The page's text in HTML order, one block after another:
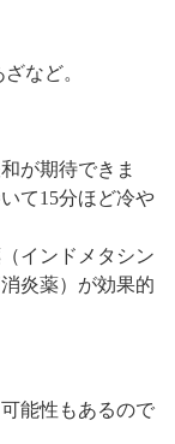
など。
が期待できま
て15分ほど冷や
インドメタシン
炎薬）が効果的
能性もあるので